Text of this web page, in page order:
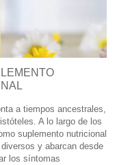
a tiempos ancestrales,
A lo largo de los
suplemento nutricional
y abarcan desde
los síntomas